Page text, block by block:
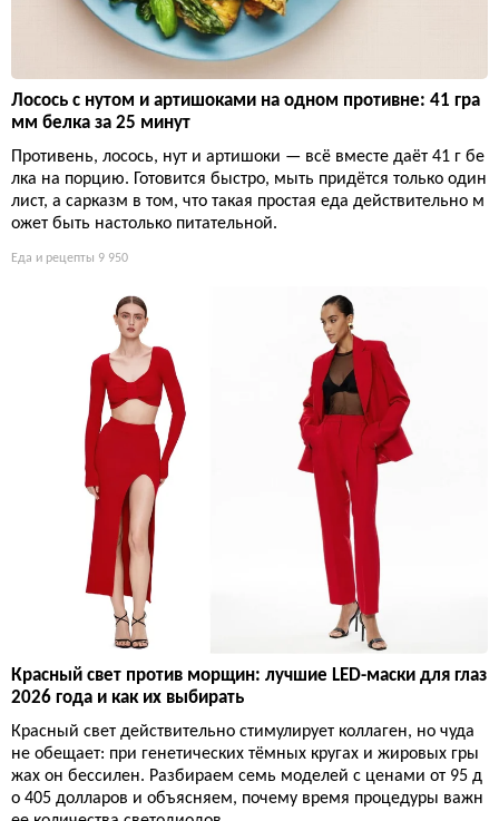
Лосось с нутом и артишоками на одном противне: 41 гра
мм белка за 25 минут
Противень, лосось, нут и артишоки — всё вместе даёт 41 г бе
лка на порцию. Готовится быстро, мыть придётся только один
лист, а сарказм в том, что такая простая еда действительно м
ожет быть настолько питательной.
Еда и рецепты 9 950
Красный свет против морщин: лучшие LED-маски для глаз
2026 года и как их выбирать
Красный свет действительно стимулирует коллаген, но чуда
не обещает: при генетических тёмных кругах и жировых гры
жах он бессилен. Разбираем семь моделей с ценами от 95 д
о 405 долларов и объясняем, почему время процедуры важн